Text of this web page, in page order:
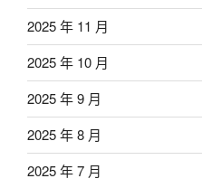
2025 年 11 月
2025 年 10 月
2025 年 9 月
2025 年 8 月
2025 年 7 月